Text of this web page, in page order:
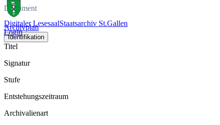
Digitaler LesesaalStaatsarchiv St.Gallen
Login
Dokument
Archivplan
Identifikation
Titel
Signatur
Stufe
Entstehungszeitraum
Archivalienart